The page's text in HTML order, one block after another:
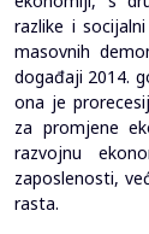
razlike i
masovnih
događaji 2014.
ona je
za promjene
razvojnu
zaposlenosti,
rasta.